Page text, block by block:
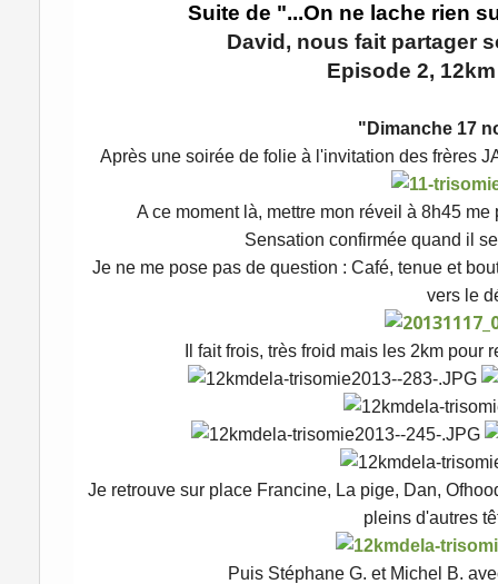
Suite de "...On ne lache rien
David , nous fait partager
Episode 2,
"Dimanche 17
Après une soirée de folie à l'invitation des frères
A ce moment là, mettre mon réveil à 8h45
Sensation confirmée quand il
Je ne me pose pas de question : Café, tenue et
vers le
Il fait frois, très froid mais les 2km
Je retrouve sur place Francine, La pige, Dan,
pleins d'autres
Puis Stéphane G. et Michel B.